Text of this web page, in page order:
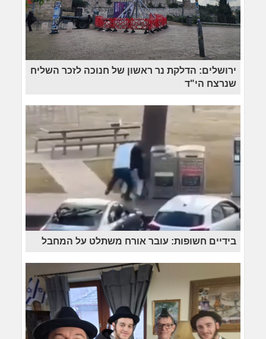
ירושלים: הדלקת נר ראשון של חנוכה לזכר השליח
שנרצח הי"ד
בידיים חשופות: עובר אורח משתלט על המחבל